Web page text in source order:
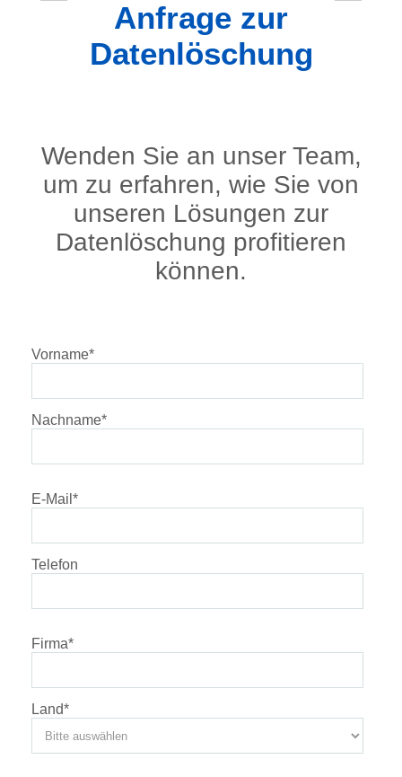
Anfrage zur
Datenlöschung
Wenden Sie an unser Team,
um zu erfahren, wie Sie von
unseren Lösungen zur
Datenlöschung profitieren
können.
Vorname*
Nachname*
E-Mail *
Telefon
Firma*
Land*